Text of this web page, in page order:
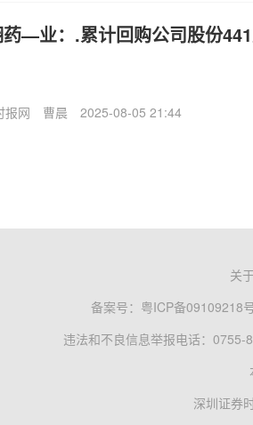
—业：.累计回购公司股份
报网 曹晨 2025-08-05 21:44
关
备案号： 粤ICP备09109218
违法和不良信息举报电话：0755-
深圳证券